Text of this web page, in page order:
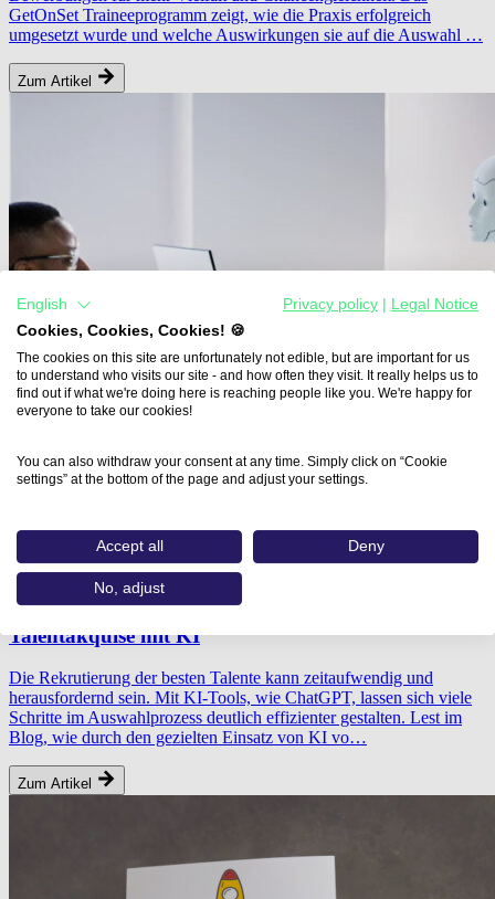
GetOnSet Traineeprogramm zeigt, wie die Praxis erfolgreich
umgesetzt wurde und welche Auswirkungen sie auf die Auswahl …
Zum Artikel
Talentakquise mit KI
Die Rekrutierung der besten Talente kann zeitaufwendig und
herausfordernd sein. Mit KI-Tools, wie ChatGPT, lassen sich viele
Schritte im Auswahlprozess deutlich effizienter gestalten. Lest im
Blog, wie durch den gezielten Einsatz von KI vo…
Zum Artikel
English Privacy policy
Legal Notice
Cookies, Cookies, Cookies! 🍪
The cookies on this site are unfortunately not edible, but are important for us
to understand who visits our site - and how often they visit. It really helps us to
find out if what we're doing here is reaching people like you. We're happy for
everyone to take our cookies!
You can also withdraw your consent at any time. Simply click on “Cookie
settings” at the bottom of the page and adjust your settings.
Accept all Deny
No, adjust